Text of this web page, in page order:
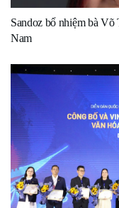
Sandoz bổ nhiệm bà
Nam